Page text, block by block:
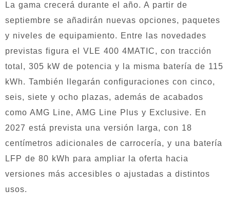
La gama crecerá durante el año. A partir de
septiembre se añadirán nuevas opciones, paquetes
y niveles de equipamiento. Entre las novedades
previstas figura el VLE 400 4MATIC, con tracción
total, 305 kW de potencia y la misma batería de 115
kWh. También llegarán configuraciones con cinco,
seis, siete y ocho plazas, además de acabados
como AMG Line, AMG Line Plus y Exclusive. En
2027 está prevista una versión larga, con 18
centímetros adicionales de carrocería, y una batería
LFP de 80 kWh para ampliar la oferta hacia
versiones más accesibles o ajustadas a distintos
usos.